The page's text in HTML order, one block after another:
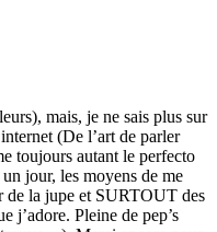
mais, je ne sais plus sur
(De l’art de parler
toujours autant le perfecto
jour, les moyens de me
de la jupe et SURTOUT des
j’adore. Pleine de pep’s